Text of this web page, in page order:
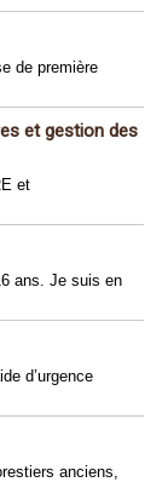
de première
et gestion des
et
ans. Je suis en
d’urgence
anciens,